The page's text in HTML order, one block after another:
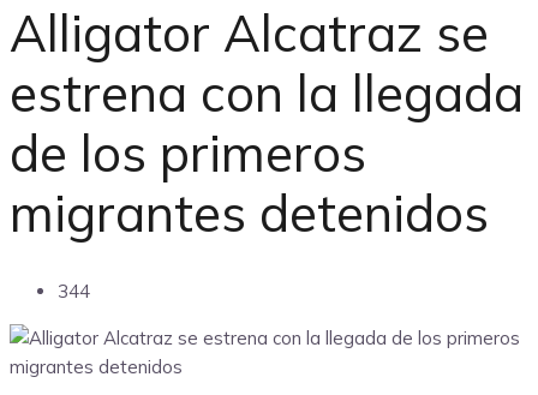
Alligator Alcatraz se
estrena con la llegada
de los primeros
migrantes detenidos
344